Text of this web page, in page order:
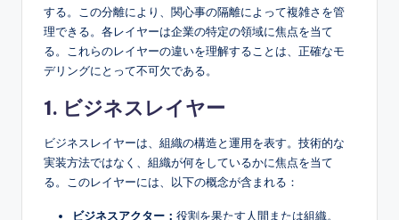
する。この分離により、関心事の隔離によって複雑さを管
理できる。各レイヤーは企業の特定の領域に焦点を当て
る。これらのレイヤーの違いを理解することは、正確なモ
デリングにとって不可欠である。
1. ビジネスレイヤー
ビジネスレイヤーは、組織の構造と運用を表す。技術的な
実装方法ではなく、組織が何をしているかに焦点を当て
る。このレイヤーには、以下の概念が含まれる：
ビジネスアクター： 役割を果たす人間または組織。